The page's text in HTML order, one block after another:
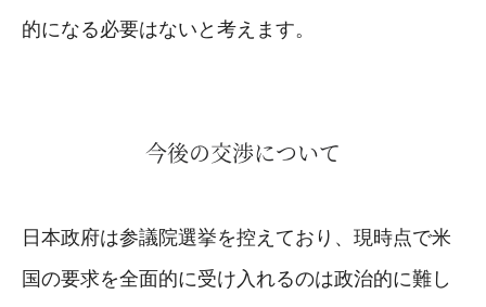
的になる必要はないと考えます。
今後の交渉について
日本政府は参議院選挙を控えており、現時点で米
国の要求を全面的に受け入れるのは政治的に難し